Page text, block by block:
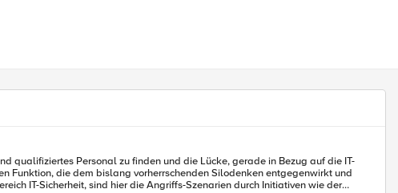
qualifiziertes Personal zu finden und die Lücke, gerade in Bezug auf die IT-
IT-Sicherheit, sind hier die Angriffs-Szenarien durch Initiativen wie der